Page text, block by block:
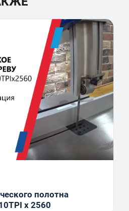
полотна
x 2560